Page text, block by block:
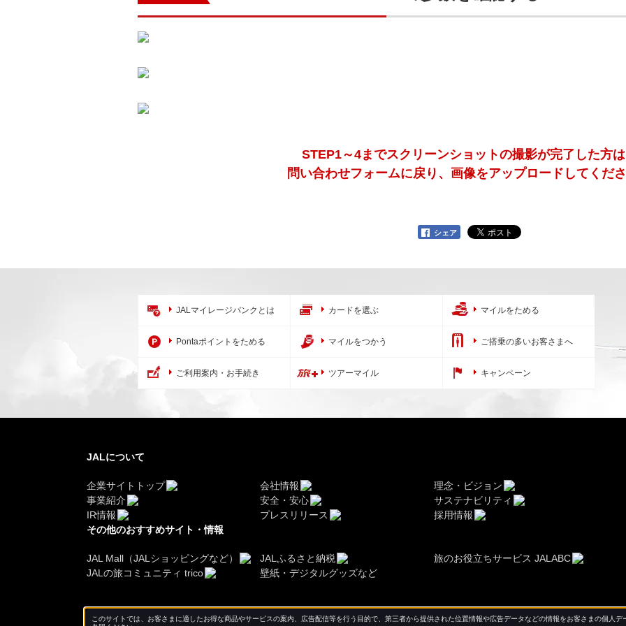
STEP1～4までスクリーンショットの撮影が完了した方は
問い合わせフォームに戻り、画像をアップロードしてくださ
シェア
JALマイレージバンクとは カードを選ぶ マイルをためる
Pontaポイントをためる マイルをつかう ご搭乗の多いお客さまへ
ご利用案内・お手続き ツアーマイル キャンペーン
JALについて
企業サイトトップ 会社情報
理念・ビジョン
事業紹介
安全・安心
サステナビリティ
IR情報
プレスリリース 採用情報
その他のおすすめサイト・情報
JAL Mall（JALショッピングなど） JALふるさと納税
旅のお役立ちサービス JALABC
JALの旅コミュニティ trico
壁紙・デジタルグッズなど
このサイトでは、お客さまに適したお得な商品やサービスの案内、広告配信等を行う目的で、第三者から提供された位置情報や広告データなどの情報をお客さまの個人デ